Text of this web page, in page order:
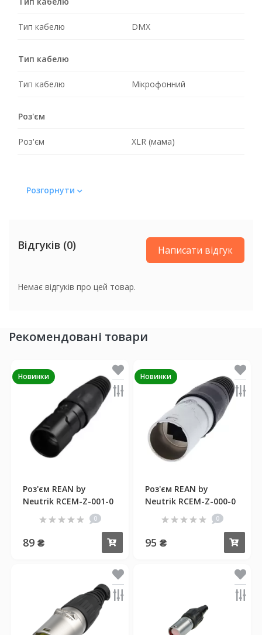
Тип кабелю DMX
Тип кабелю
Тип кабелю Мікрофонний
Роз'єм
Роз'єм XLR (мама)
Розгорнути
Відгуків (0) Написати відгук
Немає відгуків про цей товар.
Рекомендовані товари
Новинки
Роз'єм REAN by
Neutrik RCEM-Z-001-0
0
89 ₴ Купити
Новинки
Роз'єм REAN by
Neutrik RCEM-Z-000-0
0
95 ₴